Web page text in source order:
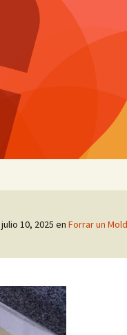
julio 10, 2025 en Forrar un